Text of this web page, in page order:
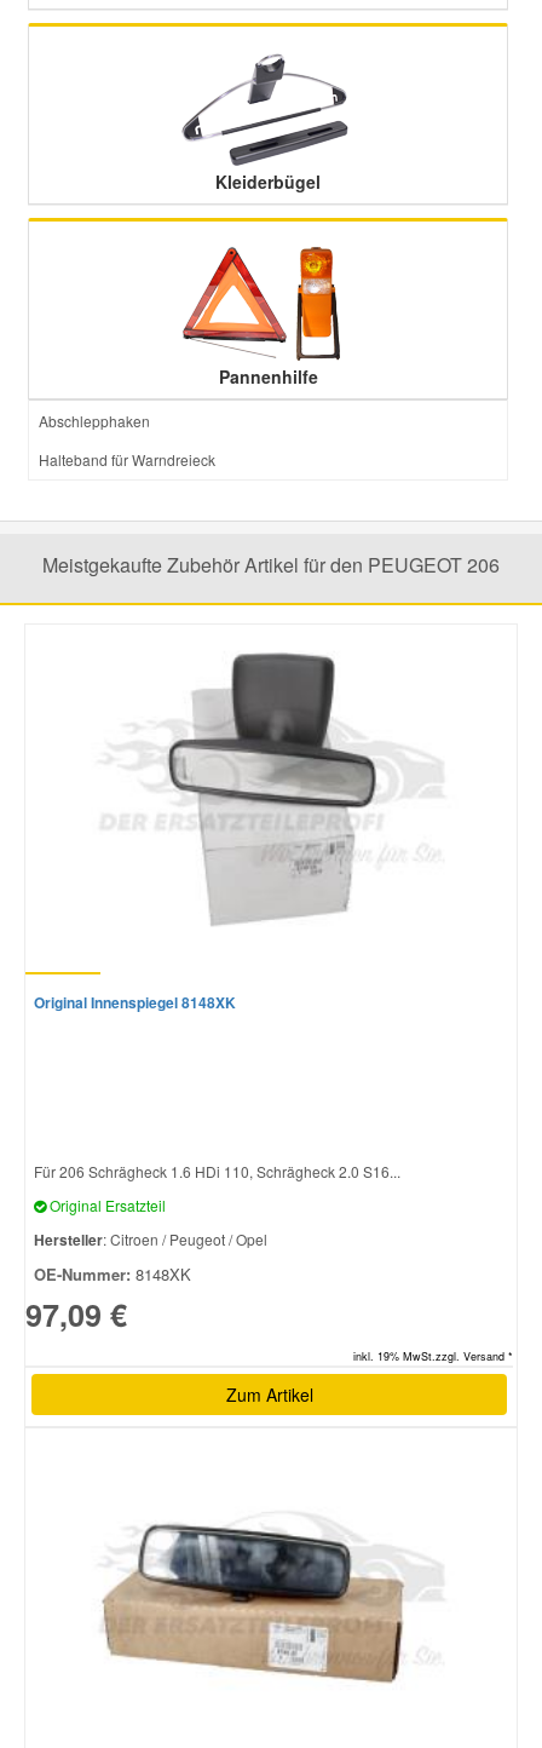
Kleiderbügel
Pannenhilfe
Abschlepphaken
Halteband für Warndreieck
Meistgekaufte Zubehör Artikel für den PEUGEOT 206
Original Innenspiegel 8148XK
Für 206 Schrägheck 1.6 HDi 110, Schrägheck 2.0 S16...
Original Ersatzteil
Hersteller: Citroen / Peugeot / Opel
OE-Nummer: 8148XK
97,09 €
inkl. 19% MwSt.zzgl. Versand *
Zum Artikel
Skoda Ersatzteile
Toyota Ersatzteile
Vauxhall Ersatzteile
Volvo Ersatzteile